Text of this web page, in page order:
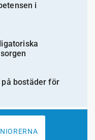
i
bostäder för